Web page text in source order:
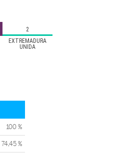
EXTREMADURA
UNIDA
2
100 %
74,45 %